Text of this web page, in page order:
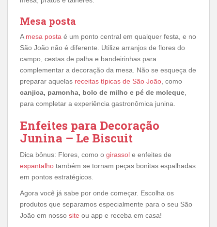
Mesa posta
A mesa posta é um ponto central em qualquer festa, e no
São João não é diferente. Utilize arranjos de flores do
campo, cestas de palha e bandeirinhas para
complementar a decoração da mesa. Não se esqueça de
preparar aquelas receitas típicas de São João, como
canjica, pamonha, bolo de milho e pé de moleque,
para completar a experiência gastronômica junina.
Enfeites para Decoração
Junina – Le Biscuit
Dica bônus: Flores, como o girassol e enfeites de
espantalho também se tornam peças bonitas espalhadas
em pontos estratégicos.
Agora você já sabe por onde começar. Escolha os
produtos que separamos especialmente para o seu São
João em nosso site ou app e receba em casa!